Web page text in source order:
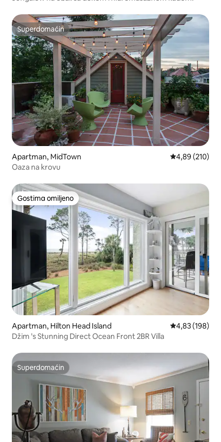
Superdomaćin
Superdomaćin
Apartman, MidTown Prosečna
4,89 (210)
Oaza na krovu
Gostima omiljeno
Gostima omiljeno
Apartman, Hilton Head Island Prosečna
4,83 (198)
Džim 's Stunning Direct Ocean Front 2BR Villa
Superdomaćin
Superdomaćin